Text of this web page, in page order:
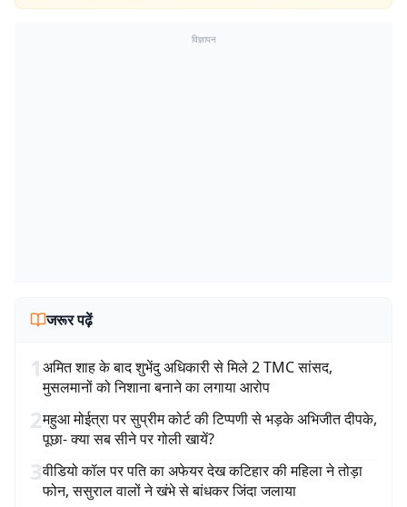
विज्ञापन
जरूर पढ़ें
1अमित शाह के बाद शुभेंदु अधिकारी से मिले 2 TMC सांसद,
मुसलमानों को निशाना बनाने का लगाया आरोप
2महुआ मोईत्रा पर सुप्रीम कोर्ट की टिप्पणी से भड़के अभिजीत दीपके,
पूछा- क्या सब सीने पर गोली खायें?
3वीडियो कॉल पर पति का अफेयर देख कटिहार की महिला ने तोड़ा
फोन, ससुराल वालों ने खंभे से बांधकर जिंदा जलाया